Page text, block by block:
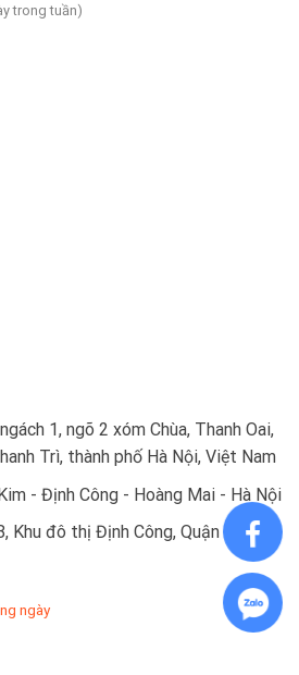
trong tuần)
1, ngõ 2 xóm Chùa, Thanh Oai,
Trì, thành phố Hà Nội, Việt Nam
- Định Công - Hoàng Mai - Hà Nội
Khu đô thị Định Công, Quận Hoàng
ngày